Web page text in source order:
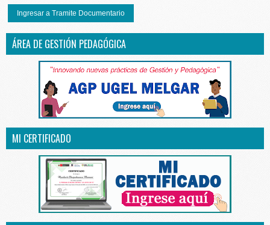
Ingresar a Tramite Documentario
ÁREA DE GESTIÓN PEDAGÓGICA
MI CERTIFICADO